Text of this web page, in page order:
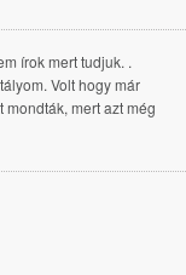
írok mert tudjuk. .
Volt hogy már
mondták, mert azt még